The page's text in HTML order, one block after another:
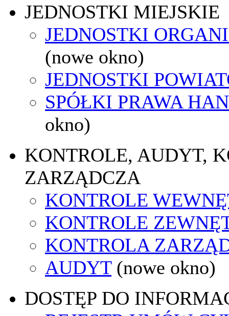
JEDNOSTKI MIEJSKIE
JEDNOSTKI
(nowe okno)
JEDNOSTKI
SPÓŁKI PRAWA
okno)
KONTROLE, AUDYT,
ZARZĄDCZA
KONTROLE
KONTROLE
KONTROLA
AUDYT (nowe okno)
DOSTĘP DO